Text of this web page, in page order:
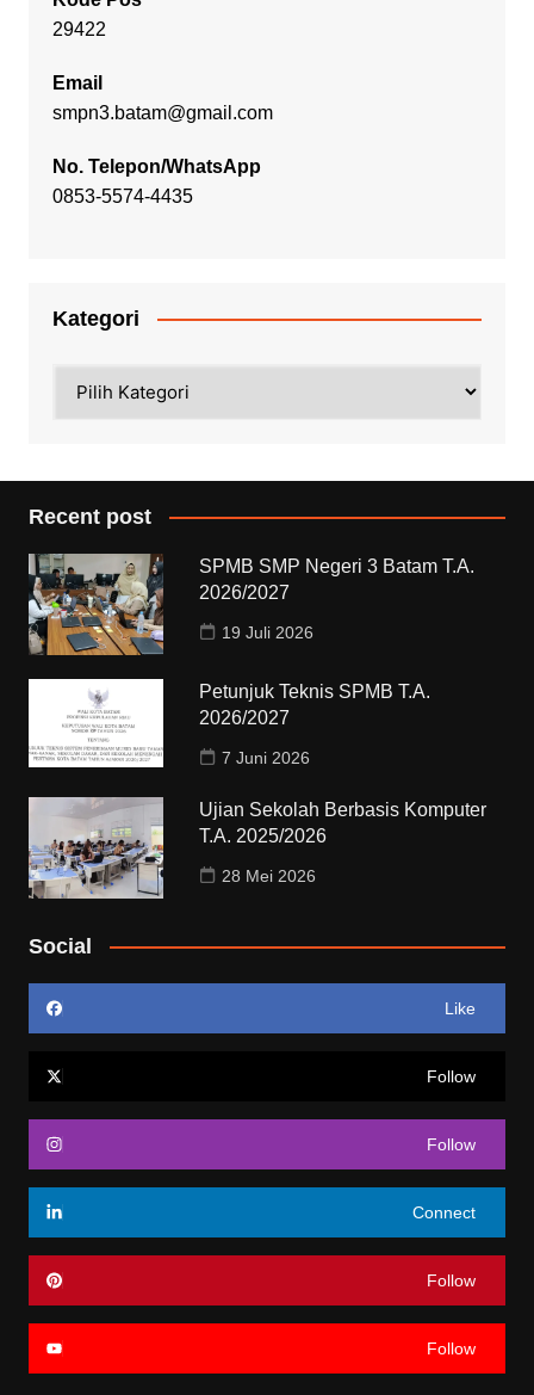
29422
Email
smpn3.batam@gmail.com
No. Telepon/WhatsApp
0853-5574-4435
Kategori
Recent post
SPMB SMP Negeri 3 Batam T.A.
2026/2027
19 Juli 2026
Petunjuk Teknis SPMB T.A.
2026/2027
7 Juni 2026
Ujian Sekolah Berbasis Komputer
T.A. 2025/2026
28 Mei 2026
Social
Like
Follow
Follow
Connect
Follow
Follow